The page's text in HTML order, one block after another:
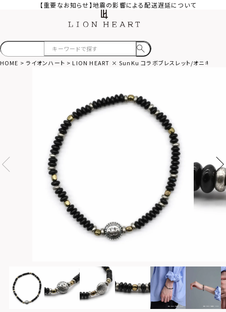
【重要なお知らせ】地震の影響による配送遅延について
HOME ライオンハート LION HEART × SunKu コラボブレスレット/オニキス/